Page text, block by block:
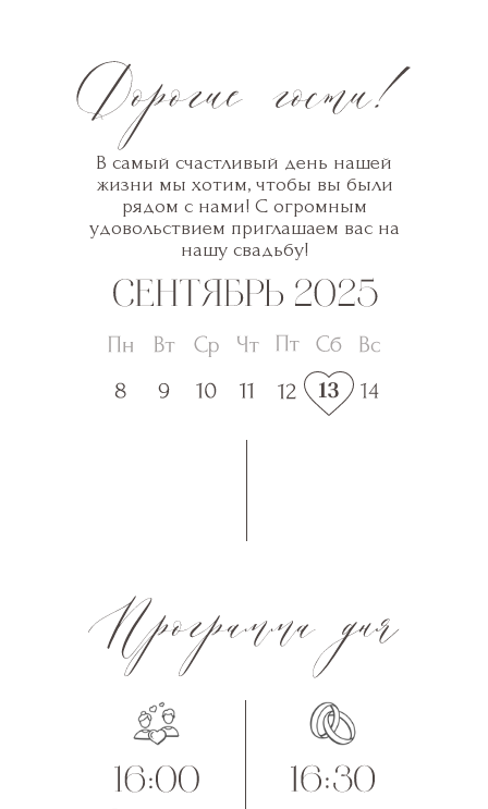
В самый счастливый день нашей
жизни мы хотим, чтобы вы были
рядом с нами! С огромным
удовольствием приглашаем вас на
нашу свадьбу!